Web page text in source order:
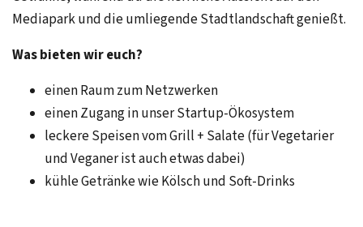
Mediapark und die umliegende Stadtlandschaft genießt.
Was bieten wir euch?
einen Raum zum Netzwerken
einen Zugang in unser Startup-Ökosystem
leckere Speisen vom Grill + Salate (für Vegetarier
und Veganer ist auch etwas dabei)
kühle Getränke wie Kölsch und Soft-Drinks